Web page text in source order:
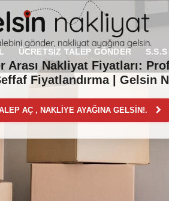
ÜCRETSİZ TALEP GÖNDER S.S.S
Arası Nakliyat Fiyatları:
Fiyatlandırma | Gelsin
AÇ , NAKLİYE AYAĞINA GELSİN!.